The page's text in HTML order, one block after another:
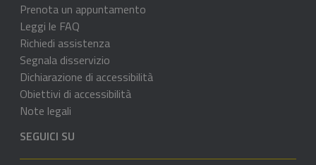
Prenota un appuntamento
Leggi le FAQ
Richiedi assistenza
Segnala disservizio
Dichiarazione di accessibilità
Obiettivi di accessibilità
Note legali
SEGUICI SU